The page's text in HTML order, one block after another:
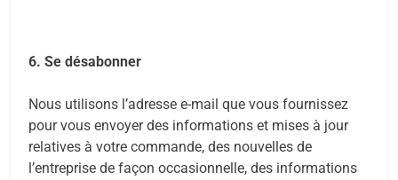
6. Se désabonner
Nous utilisons l’adresse e-mail que vous fournissez
pour vous envoyer des informations et mises à jour
relatives à votre commande, des nouvelles de
l’entreprise de façon occasionnelle, des informations